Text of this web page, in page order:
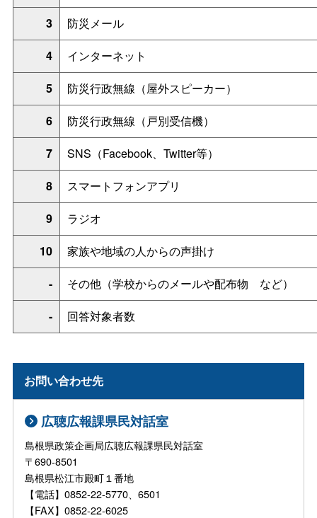
3
防災メール
4
インターネット
5
防災行政無線（屋外スピーカー）
6
防災行政無線（戸別受信機）
7
SNS（Facebook、Twitter等）
8
スマートフォンアプリ
9
ラジオ
10
家族や地域の人からの声掛け
-
その他（学校からのメールや配布物 など）
-
回答対象者数
お問い合わせ先
広聴広報課県民対話室
島根県政策企画局広聴広報課県民対話室
〒690-8501
島根県松江市殿町１番地
【電話】0852-22-5770、6501
【FAX】0852-22-6025